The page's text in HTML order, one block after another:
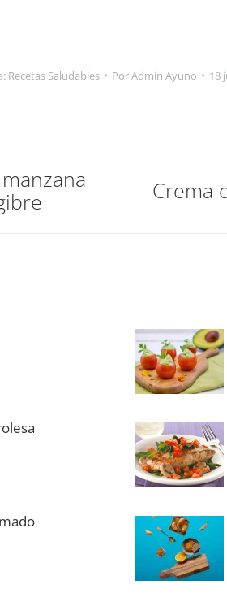
Recetas Saludables PorAdmin Ayuno 18
Publicación
Crema